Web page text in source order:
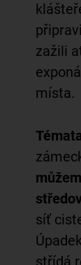
zažili
místa.
síť
střídá